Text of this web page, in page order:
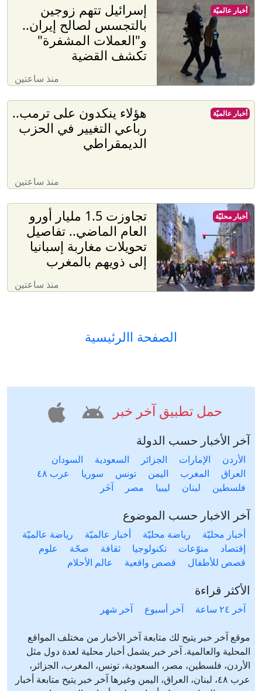
إسرائيل تتهم زوجين
بالتجسس لصالح إيران..
و"العملات المشفرة"
تكشف القضية
منذ ساعتين
أخبار عالميّة
هؤلاء ينكدون على ترمب..
رباعي التغيير في الحزب
الديمقراطي
منذ ساعتين
أخبار عالميّة
تجاوزت 1.5 مليار أورو
العام الماضي.. تفاصيل
تحويلات مغاربة إسبانيا
إلى ذويهم بالمغرب
منذ ساعتين
أخبار محليّة
الصفحة االرئيسية
حمل تطبيق آخر خبر
آخر الأخبار حسب الدولة
الأردن الإمارات الجزائر السعودية
السودان
العراق
المغرب اليمن تونس سوريا
عرب ٤٨
فلسطين
لبنان ليبيا مصر آخَر
آخر الاخبار حسب الموضوع
أخبار محليّة رياضة محليّة أخبار عالميّة
رياضة عالميّة
إقتصاد
منوّعات تكنولوجيا ثقافة صحّة
علوم
قصص للأطفال
قصص واقعية عالم الأحلام
الأكثر قراءة
آخر ٢٤ ساعة آخر أسبوع آخر شهر
موقع آخر خبر يتيح لك متابعة آخر الأخبار من مختلف المواقع
المحلية والعالمية. آخر خبر يشمل أخبار محلية لعدة دول مثل
الأردن، فلسطين، مصر، السعودية، تونس، المغرب، الجزائر،
عرب ٤٨، لبنان، العراق، اليمن وغيرها آخر خبر يتيح متابعة أخبار